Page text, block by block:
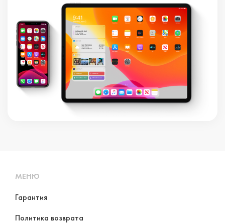
МЕНЮ
Гарантия
Политика возврата